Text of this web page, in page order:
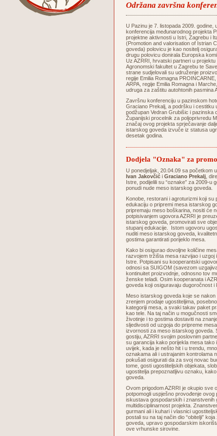
Održana završna
U Pazinu je 7. listopada 2009.
konferencija međunarodnog projekta
projektne aktivnosti u Istri, Zagrebu i
(Promotion and valorisation of Istrian
goveda) polovicu je kao nositelj
drugu polovicu donirala Europska
Uz AZRRI, hrvatski partneri u
Agronomski fakultet u Zagrebu te
strane sudjelovali su udruženje
regije Emilia Romagna
ARPA, regije Emilia Romagna i
udruga za zaštitu autohtonih pasmina
Završnu konferenciju u pazinskom
Graciano Prekalj, a podršku i cestitku
podžupan Vedran Grubišic i pazinska
Županijski procelnik za poljoprivredu
značaj ovog projekta sprječavanje
istarskog goveda izvuče iz statusa
desetak godina.
Dodjela "Oznaka" za
U ponedjeljak, 20.04.09 sa početkom
Ivan Jakovčić i Graciano Prekalj ,
Istre, podijelili su “oznake” za 2009-u
ponudi nude meso istarskog goveda.
Konobe, restorani i agroturizmi koji
edukaciju o pripremi mesa istarskog
pripremaju meso boškarina, nositi će
potpisivanjem ugovora AZRRI je
istarskog goveda, promovirati sve
stupanj edukacije. Istom ugovoru
nuditi meso istarskog goveda,
gostima garantirati porijeklo mesa.
Kako bi osigurao dovoljne količine
razvojem tržišta mesa razvijao i
Istre. Potpisani su kooperantski
odnosi sa SUIGOM (savezom
kontinuitet proizvodnje, odnosno tov
ženske teladi. Osim kooperanata i
goveda koji osiguravaju
Meso istarskog goveda koje se
zrenjem prodaje ugostiteljima,
kategoriji mesa, a svaki takav paket
kao tele. Na taj način u mogučnosti
životinje i to gostima dostaviti na
sljedivosti od uzgoja do pripreme
izvornosti za meso istarskog goveda.
gostiju, AZRRI svojim poslovnim
su garancija kako porijekla mesa tako
uvijek, kada je nešto hit i u trendu,
oznakama ali i ustrajanim kontrolama
pokušati osigurati da za svoj novac
tome, gosti ugostiteljskih objekata,
ugostitelja prepoznatljivu oznaku,
goveda.
Ovom prigodom AZRRI je okupio sve
potpomogli uspješno provođenje
iskustava gospodarskih i znanstvenih
multidisciplinarnost projekta.
gurmani ali i kuhari i vlasnici
postali su na taj način dio “obitelji”
goveda, upravo gospodarskim
ove vrhunske sirovine.